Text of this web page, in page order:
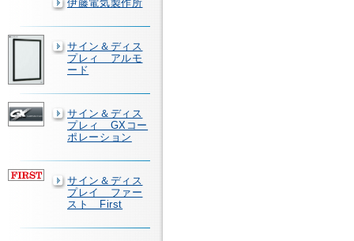
伊藤電気製作所
サイン＆ディス
プレィ アルモ
ード
サイン＆ディス
プレィ GXコー
ポレーション
サイン＆ディス
プレイ ファー
スト First